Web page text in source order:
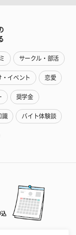
サークル・部活
・イベント 恋愛
奨学金
識 バイト体験談
込